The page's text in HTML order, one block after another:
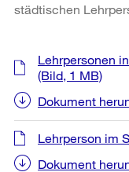
städtischen
Weitere
Informationen
Lehrpersonen
(Bild, 1 MB)
Dokument
Lehrperson im
Dokument